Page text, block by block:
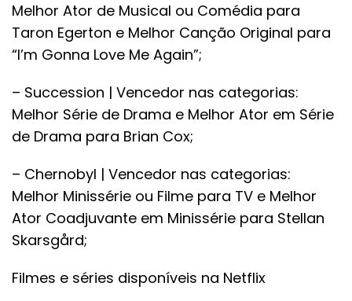
Melhor Ator de Musical ou Comédia para
Taron Egerton e Melhor Canção Original para
“I’m Gonna Love Me Again”;
– Succession | Vencedor nas categorias:
Melhor Série de Drama e Melhor Ator em Série
de Drama para Brian Cox;
– Chernobyl | Vencedor nas categorias:
Melhor Minissérie ou Filme para TV e Melhor
Ator Coadjuvante em Minissérie para Stellan
Skarsgård;
Filmes e séries disponíveis na Netflix